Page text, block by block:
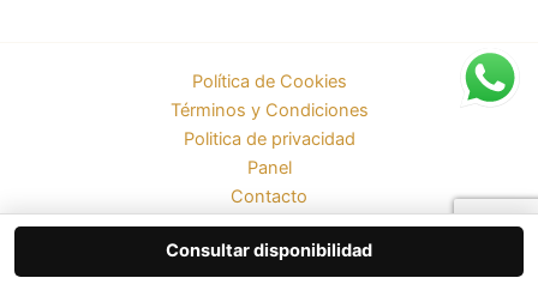
Consultar disponibilidad
Política de Cookies
Términos y Condiciones
Politica de privacidad
Panel
Contacto
Todos los derechos © 2026 | Funciona gracias a RTechnology